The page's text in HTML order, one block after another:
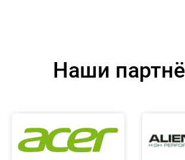
Наши